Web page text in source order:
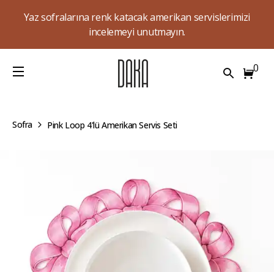
Yaz sofralarına renk katacak amerikan servislerimizi
incelemeyi unutmayın.
0
Sofra Pink Loop 4'lü Amerikan Servis Seti